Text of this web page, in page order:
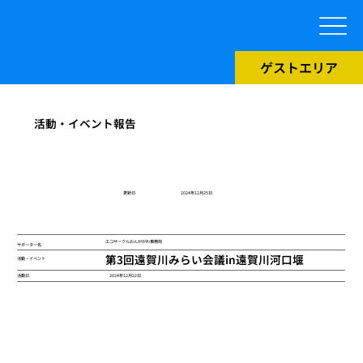
ゲストエリア
活動・イベント報告
​更新日 2024年12月25日
サポーター名 エコサークルおんががわ事務局
活動・イベント 第3回遠賀川みらい会議in遠賀川河口堰
活動日 2024年12月22日